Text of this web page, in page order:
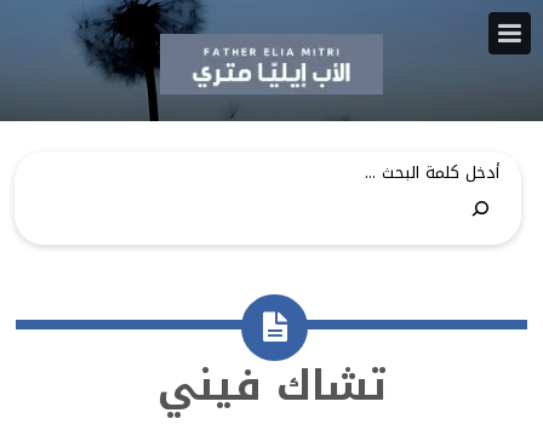
تشاك فيني